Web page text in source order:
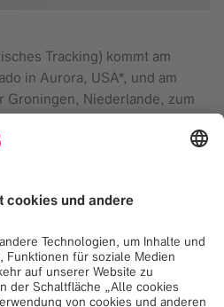
Tracking) kommt am
in Aurora, USA*, und am
Groningen, Niederlande, zum
kleinen Standfläche und
Kick EM neue Maßstäbe bei
Design lässt sich Kick EM
Das System besteht
Feldgenerator, der
Monitor-Einheit. Kick EM